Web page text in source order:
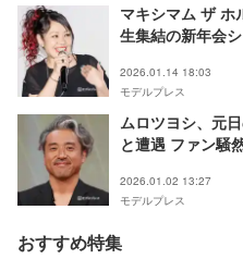
マキシマム ザ ホ
生集結の新年会
2026.01.14 18:03
モデルプレス
ムロツヨシ、元
と遭遇 ファン騒
2026.01.02 13:27
モデルプレス
おすすめ特集